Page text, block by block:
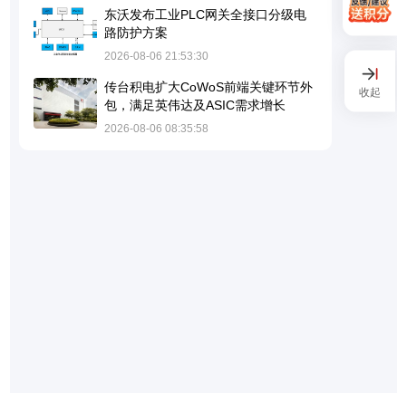
东沃发布工业PLC网关全接口分级电
路防护方案
2026-08-06 21:53:30
传台积电扩大CoWoS前端关键环节外
包，满足英伟达及ASIC需求增长
2026-08-06 08:35:58
收起